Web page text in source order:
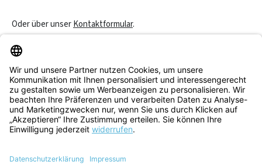
Oder über unserKontaktformular.
Service & Beratung
Informationen